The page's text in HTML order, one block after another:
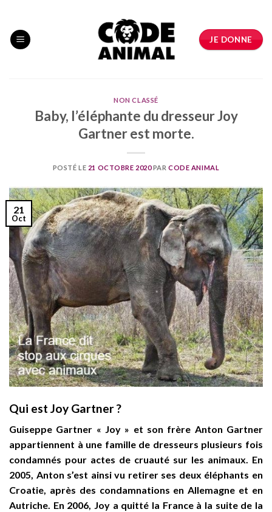
content
JE DONNE
NON CLASSÉ
Baby, l’éléphante du dresseur Joy
Gartner est morte.
POSTÉ LE 21 OCTOBRE 2020PARCODE ANIMAL
21
Oct
Qui est Joy Gartner ?
Guiseppe Gartner « Joy » et son frère Anton Gartner
appartiennent à une famille de dresseurs plusieurs fois
condamnés pour actes de cruauté sur les animaux. En
2005, Anton s’est ainsi vu retirer ses deux éléphants en
Croatie, après des condamnations en Allemagne et en
Autriche. En 2006, Joy a quitté la France à la suite de la